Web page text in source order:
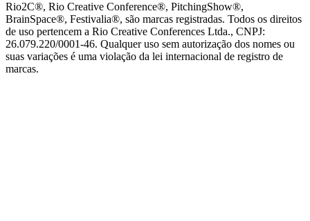
Rio2C®, Rio Creative Conference®, PitchingShow®,
BrainSpace®, Festivalia®, são marcas registradas. Todos os direitos
de uso pertencem a Rio Creative Conferences Ltda., CNPJ:
26.079.220/0001-46. Qualquer uso sem autorização dos nomes ou
suas variações é uma violação da lei internacional de registro de
marcas.